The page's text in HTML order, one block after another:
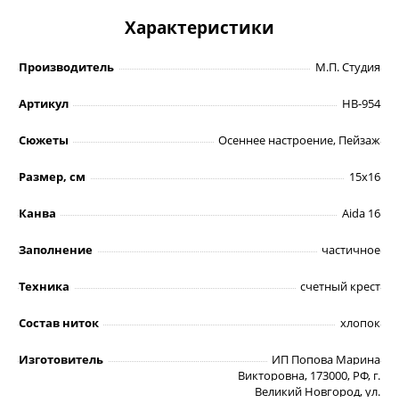
Характеристики
Производитель М.П. Студия
Артикул НВ-954
Сюжеты Осеннее настроение, Пейзаж
Размер, см 15х16
Канва Aida 16
Заполнение частичное
Техника счетный крест
Состав ниток хлопок
Изготовитель
ИП Попова Марина
Викторовна, 173000, РФ, г.
Великий Новгород, ул.